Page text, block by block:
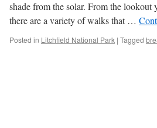
shade from the solar. From the
there are a variety of walks that …
Posted in Litchfield National Park | Tagged